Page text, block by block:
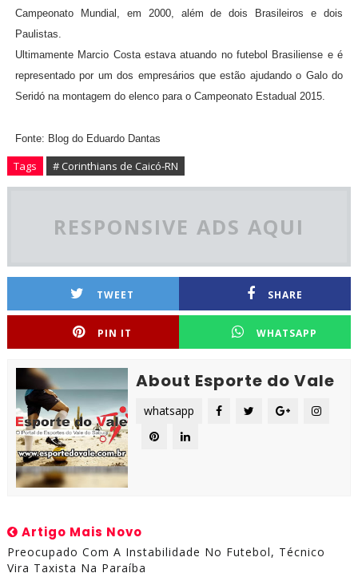
Campeonato Mundial, em 2000, além de dois Brasileiros e dois
Paulistas.
Ultimamente Marcio Costa estava atuando no futebol Brasiliense e é
representado por um dos empresários que estão ajudando o Galo do
Seridó na montagem do elenco para o Campeonato Estadual 2015.
Fonte: Blog do Eduardo Dantas
Tags # Corinthians de Caicó-RN
RESPONSIVE ADS AQUI
TWEET SHARE
PIN IT WHATSAPP
About Esporte do Vale
whatsapp
Artigo Mais Novo
Preocupado Com A Instabilidade No Futebol, Técnico
Vira Taxista Na Paraíba